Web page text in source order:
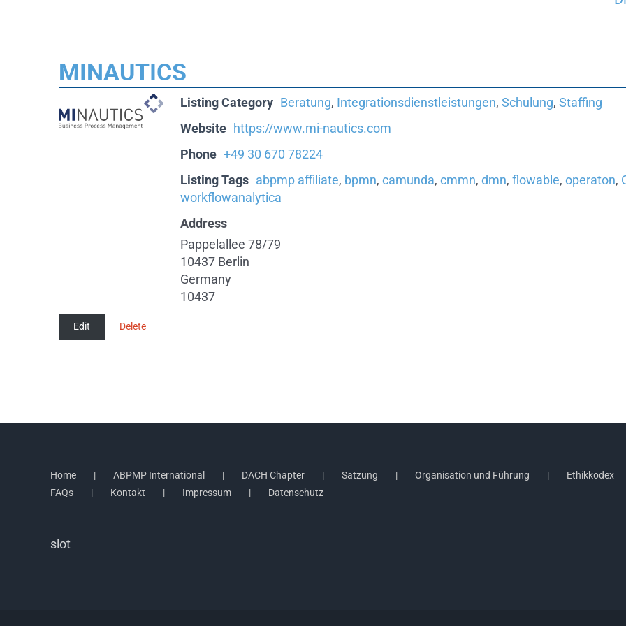
MINAUTICS
Listing Category Beratung, Integrationsdienstleistungen, Schulung, Staffing
Website
https://www.mi-nautics.com
Phone +49 30 670 78224
Listing Tags abpmp affiliate, bpmn, camunda, cmmn, dmn, flowable, operaton,
workflowanalytica
Address
Pappelallee 78/79
10437 Berlin
Germany
10437
Edit Delete
Home ABPMP International DACH Chapter Satzung Organisation und Führung Ethikkodex
FAQs
Kontakt Impressum Datenschutz
slot